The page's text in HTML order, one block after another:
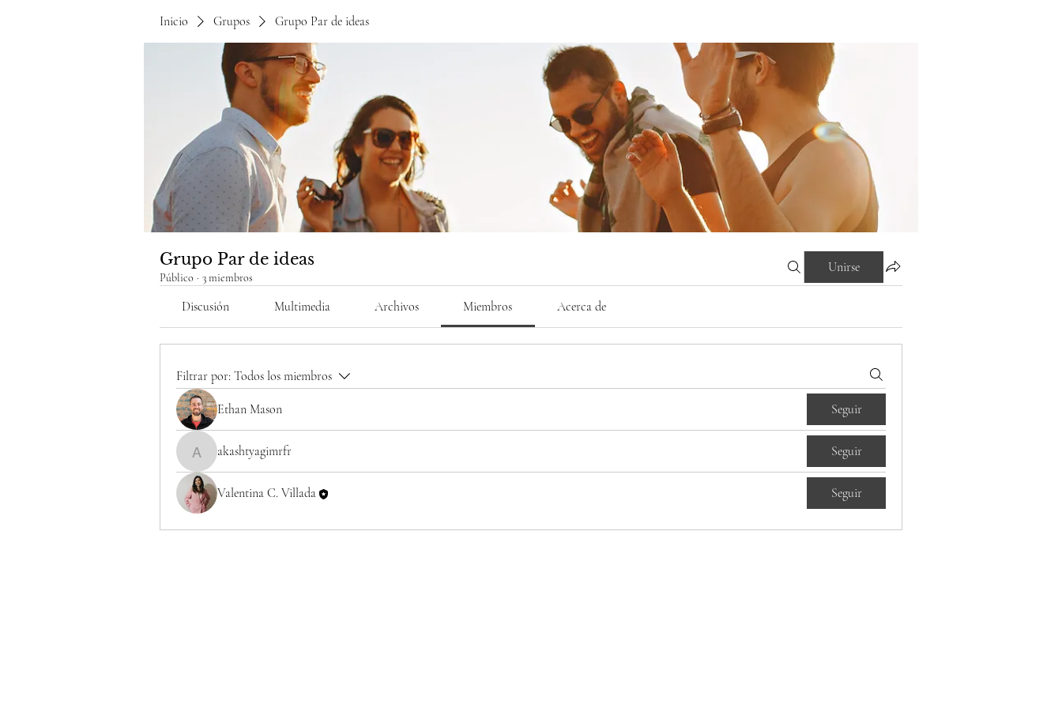
Inicio Grupos Grupo Par de ideas
Grupo Par de ideas
Público · 3 miembros
Unirse
Discusión Multimedia Archivos Miembros Acerca de
Filtrar por: Todos los miembros
Ethan Mason Seguir
akashtyagimrfr
akashtyagimrfr Seguir
Valentina C. Villada Seguir